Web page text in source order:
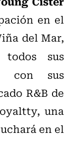
en el
del Mar,
sus
con sus
R&B de
una
en el